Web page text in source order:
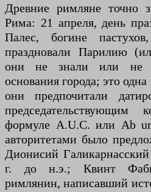
Древние римляне точно
Рима: 21 апреля, день
Палес, богине
праздновали Парилию
они не знали или не
основания города; это
они предпочитали
формуле A.U.C. или Ab
авторитетами было
Дионисий
г. до н.э.; Квинт
римлянин, написавший